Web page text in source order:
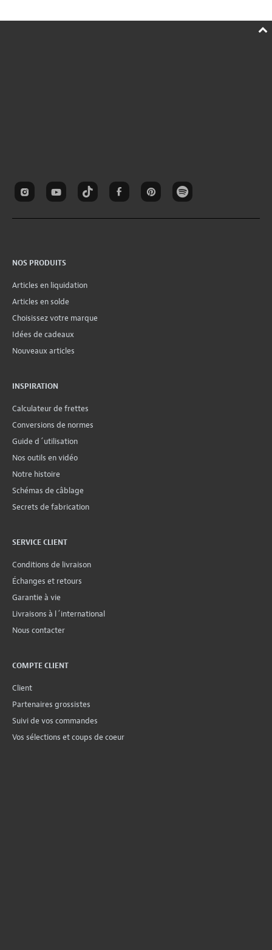
NOS PRODUITS
Articles en liquidation
Articles en solde
Choisissez votre marque
Idées de cadeaux
Nouveaux articles
INSPIRATION
Calculateur de frettes
Conversions de normes
Guide d´utilisation
Nos outils en vidéo
Notre histoire
Schémas de câblage
Secrets de fabrication
SERVICE CLIENT
Conditions de livraison
Échanges et retours
Garantie à vie
Livraisons à l´international
Nous contacter
COMPTE CLIENT
Client
Partenaires grossistes
Suivi de vos commandes
Vos sélections et coups de coeur